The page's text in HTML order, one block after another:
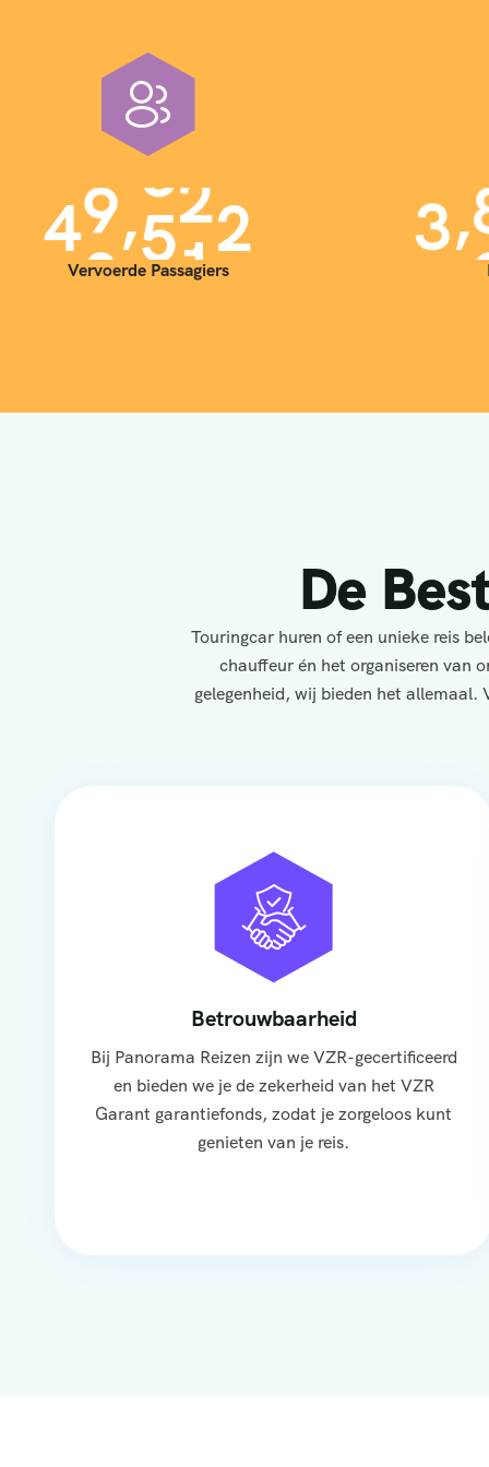
40,000
Vervoerde Passagiers
3,
De
Touringcar huren of een unieke reis
chauffeur én het organiseren van
gelegenheid, wij bieden het allemaal.
Betrouwbaarheid
Bij Panorama Reizen zijn we VZR-gecertificeerd
en bieden we je de zekerheid van het VZR
Garant garantiefonds, zodat je zorgeloos kunt
genieten van je reis.